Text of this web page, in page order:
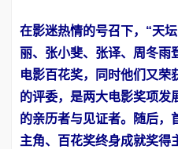
在影迷热情的号召下，“天
丽、张小斐、张译、周冬雨
电影百花奖，同时他们又荣
的评委，是两大电影奖项发
的亲历者与见证者。随后，
主角、百花奖终身成就奖得